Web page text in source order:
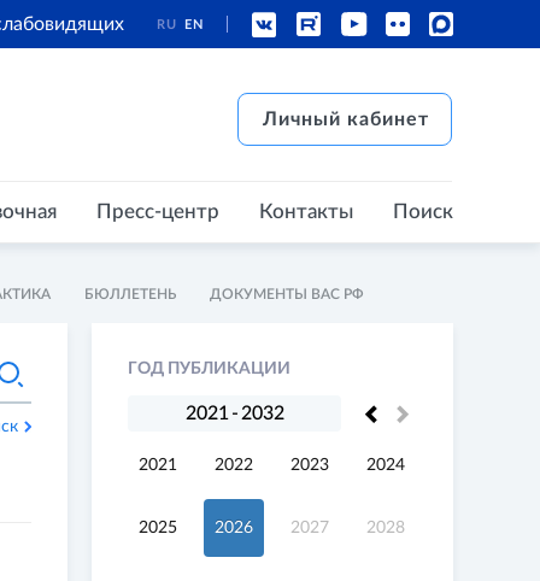
RU EN
Личный кабинет
Пресс-центр Контакты Поиск
БЮЛЛЕТЕНЬ ДОКУМЕНТЫ ВАС РФ
ГОД ПУБЛИКАЦИИ
2021 -2032
2021 2022 2023 2024
2025 2026 2027 2028